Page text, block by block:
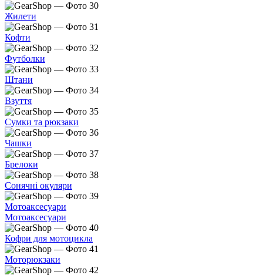
Жилети
Кофти
Футболки
Штани
Взуття
Сумки та рюкзаки
Чашки
Брелоки
Сонячні окуляри
Мотоаксесуари
Мотоаксесуари
Кофри для мотоцикла
Моторюкзаки